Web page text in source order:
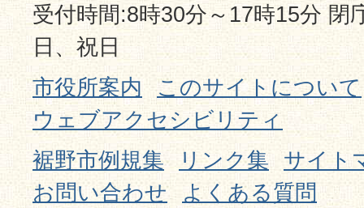
受付時間:8時30分～17時15分 閉
日、祝日
市役所案内
このサイトについて
ウェブアクセシビリティ
裾野市例規集
リンク集
サイト
お問い合わせ
よくある質問